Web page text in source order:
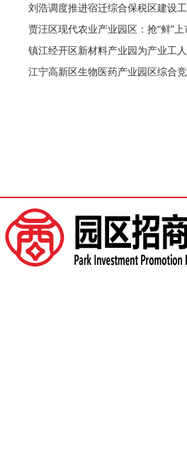
刘浩调度推进宿迁综合保税区建设
镇江经开区新材料产业园为产业工